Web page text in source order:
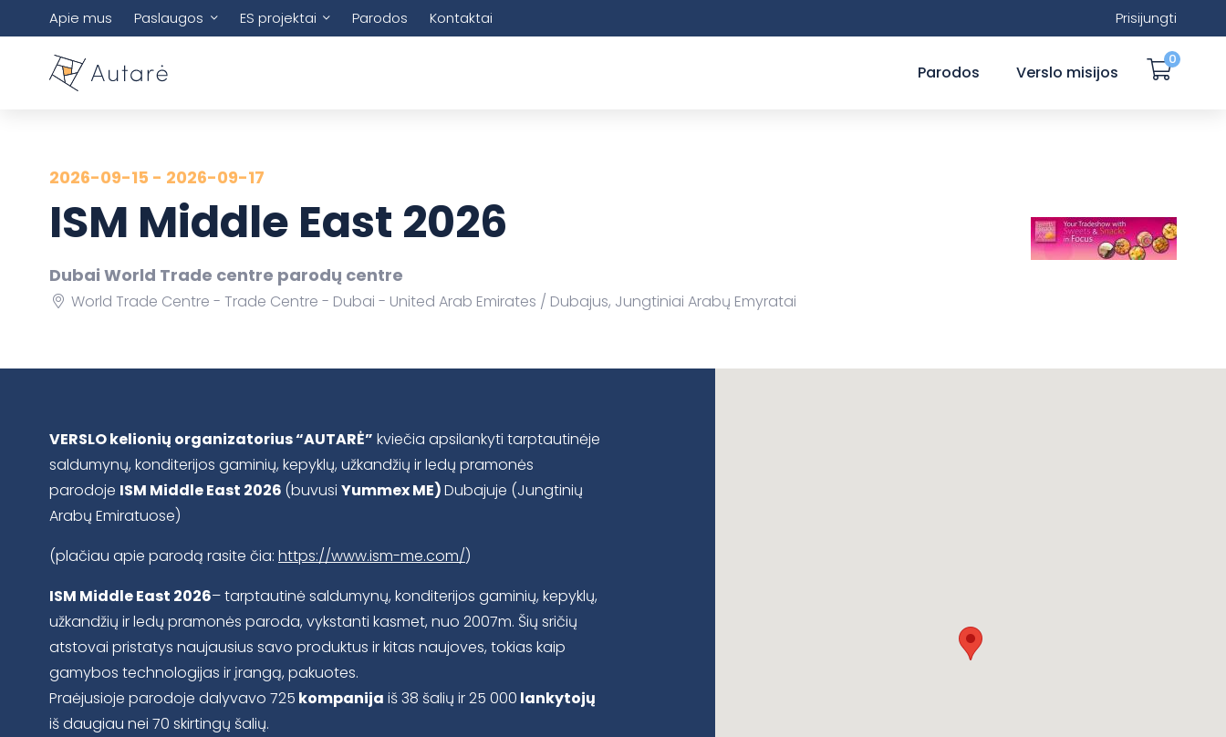
Apie mus Paslaugos ES projektai Parodos Kontaktai Prisijungti
Parodos Verslo misijos
0
2026-09-15 - 2026-09-17
ISM Middle East 2026
Dubai World Trade centre parodų centre
World Trade Centre - Trade Centre - Dubai - United Arab Emirates Dubajus, Jungtiniai Arabų Emyratai
VERSLO kelionių organizatorius “AUTARĖ” kviečia apsilankyti tarptautinėje
saldumynų, konditerijos gaminių, kepyklų, užkandžių ir ledų pramonės
parodoje ISM Middle East 2026 (buvusi Yummex ME)Dubajuje (Jungtinių
Arabų Emiratuose)
(plačiau apie parodą rasite čia: https://www.ism-me.com/)
ISM Middle East 2026– tarptautinė saldumynų, konditerijos gaminių, kepyklų,
užkandžių ir ledų pramonės paroda, vykstanti kasmet, nuo 2007m. Šių sričių
atstovai pristatys naujausius savo produktus ir kitas naujoves, tokias kaip
gamybos technologijas ir įrangą, pakuotes.
Praėjusioje parodoje dalyvavo 725 kompanija iš 38 šalių ir 25 000 lankytojų
iš daugiau nei 70 skirtingų šalių.